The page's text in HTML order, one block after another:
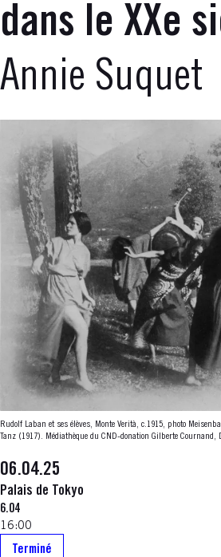
dans le XXe
Annie Suquet
Rudolf Laban et ses élèves, Monte Verità, c.1915, photo
Tanz (1917). Médiathèque du CND-donation Gilberte Cournand,
06.04.25
Palais de Tokyo
6.04
16:00
Terminé